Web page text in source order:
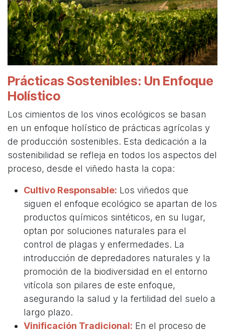
Prácticas Sostenibles: Un Enfoque
Holístico
Los cimientos de los vinos ecológicos se basan
en un enfoque holístico de prácticas agrícolas y
de producción sostenibles. Esta dedicación a la
sostenibilidad se refleja en todos los aspectos del
proceso, desde el viñedo hasta la copa:
Cultivo Responsable: Los viñedos que
siguen el enfoque ecológico se apartan de los
productos químicos sintéticos, en su lugar,
optan por soluciones naturales para el
control de plagas y enfermedades. La
introducción de depredadores naturales y la
promoción de la biodiversidad en el entorno
vitícola son pilares de este enfoque,
asegurando la salud y la fertilidad del suelo a
largo plazo.
Vinificación Tradicional: En el proceso de